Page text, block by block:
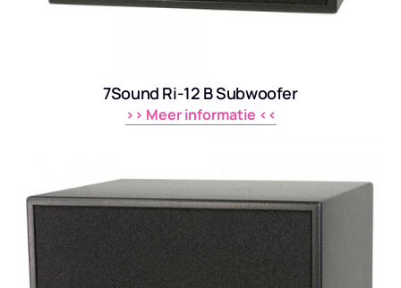
7Sound Ri-12 B Subwoofer
>> Meer informatie <<